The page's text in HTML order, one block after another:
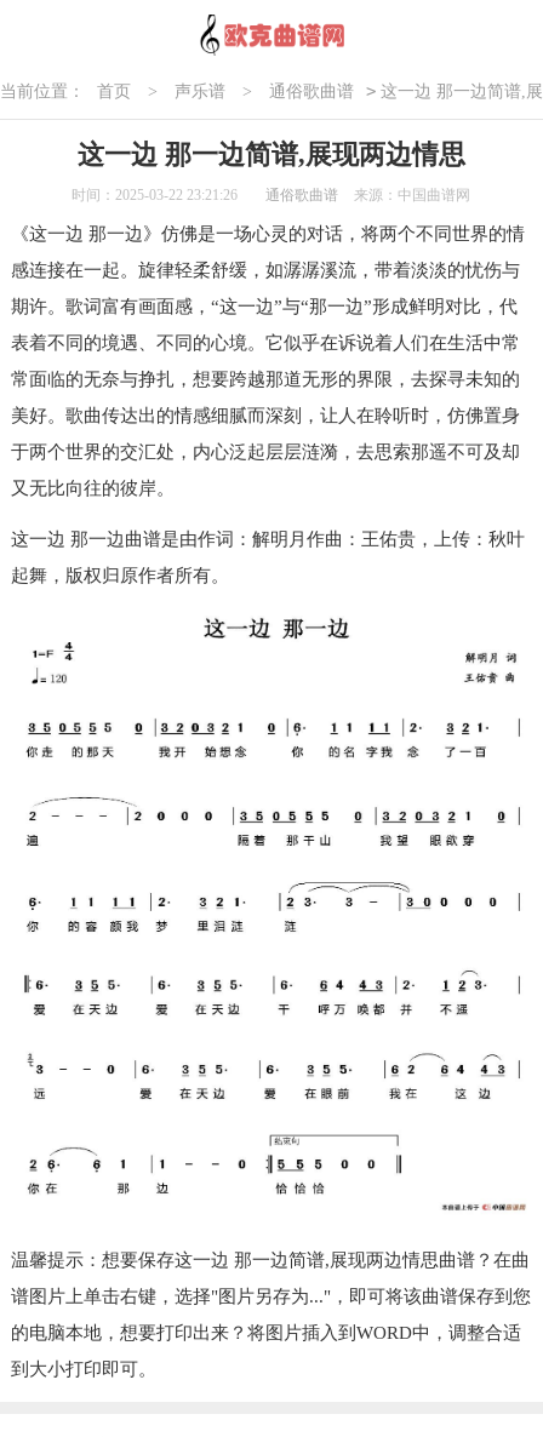
当前位置： 首页 > 声乐谱 > 通俗歌曲谱 > 这一边 那一边简谱,展
这一边 那一边简谱,展现两边情思
时间：2025-03-22 23:21:26 通俗歌曲谱 来源：中国曲谱网
《这一边 那一边》仿佛是一场心灵的对话，将两个不同世界的情
感连接在一起。旋律轻柔舒缓，如潺潺溪流，带着淡淡的忧伤与
期许。歌词富有画面感，“这一边”与“那一边”形成鲜明对比，代
表着不同的境遇、不同的心境。它似乎在诉说着人们在生活中常
常面临的无奈与挣扎，想要跨越那道无形的界限，去探寻未知的
美好。歌曲传达出的情感细腻而深刻，让人在聆听时，仿佛置身
于两个世界的交汇处，内心泛起层层涟漪，去思索那遥不可及却
又无比向往的彼岸。
这一边 那一边曲谱是由作词：解明月作曲：王佑贵，上传：秋叶
起舞，版权归原作者所有。
温馨提示：想要保存这一边 那一边简谱,展现两边情思曲谱？在曲
谱图片上单击右键，选择"图片另存为..."，即可将该曲谱保存到您
的电脑本地，想要打印出来？将图片插入到WORD中，调整合适
到大小打印即可。